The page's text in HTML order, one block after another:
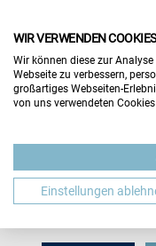
BERUFLICHE
WIR VERWENDEN COOKIES
Wir können diese zur
Webseite zu verbessern,
großartiges Webseiten-
von uns verwendeten
Einstellungen